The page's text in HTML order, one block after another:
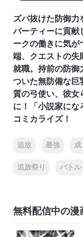
ズバ抜けた防御力
パーティーに貢献
ークの働きに気が
端、クエストの
就職。持前の防御
ついた無防備な巨
質の弓使い、彼女
に！「小説家にな
コミカライズ！
追放 最強 成
追放祭り バトル
無料配信中の漫